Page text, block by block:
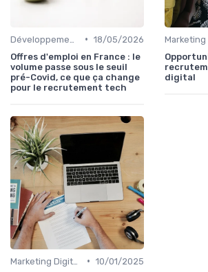
• 18/05/2026
Offres d'emploi en France : le
volume passe sous le seuil
pré-Covid, ce que ça change
pour le recrutement tech
digital
• 10/01/2025